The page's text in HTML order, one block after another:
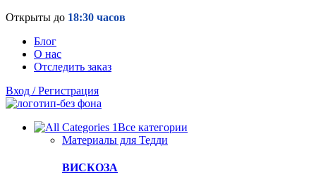
Открыты до 18:30 часов
Блог
О нас
Отследить заказ
Вход / Регистрация
Все категории
Материалы для Тедди
ВИСКОЗА